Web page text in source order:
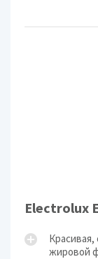
Electrolux
Красивая,
жировой